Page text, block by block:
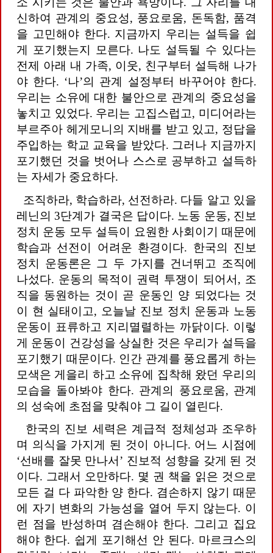
신하여 관계의 중요성, 풍요로움, 돈독함, 품격
을 고민해야 한다. 지금까지 우리는 설득을 쉽
게 포기했는지 모른다. 나도 설득될 수 있다는
전제 아래 내 가족, 이웃, 친구부터 설득해 나가
야 한다. ‘나’의 관계 설정부터 바꾸어야 한다.
우리는 소유에 대한 불안으로 관계의 중요성을
놓치고 있었다. 우리는 고집스럽고, 미디어라는
부르주아 헤게모니의 지배를 받고 있고, 정답을
주입하는 학교 교육을 받았다. 그러나 지금까지
포기했던 것을 벗어나 스스로 공부하고 설득하
는 자세가 중요하다.
조직하라, 학습하라, 선전하라. 다들 알고 있을
레닌의 3단계가 결국은 답이다. 노동 운동, 진보
정치 운동 모두 설득이 요원한 사회이기 때문에
학습과 선전이 어려운 환경이다. 한국의 진보
정치 운동론은 그 두 가지를 건너뛰고 조직에
나섰다. 운동의 목적이 권력 투쟁이 되어서, 조
직을 동원하는 것이 곧 운동인 양 되었다는 것
이 현 실태이고, 오늘날 진보 정치 운동과 노동
운동이 표류하고 지리멸렬하는 까닭이다. 이렇
게 운동이 건강성을 상실한 것은 우리가 설득을
포기했기 때문이다. 인간 관계를 풍요롭게 하는
모색은 게을리 하고 소유에 집착해 왔던 우리의
모습을 돌아봐야 한다. 관계의 풍요로움, 관계
의 성숙에 초점을 맞춰야 그 길이 열린다.
한국의 진보 세력은 계급적 정체성과 조우하
며 의식을 가지게 된 것이 아니다. 어느 시점에
‘선배를 잘못 만나서’ 진보적 성향을 갖게 된 것
이다. 그래서 오만하다. 몇 권 책을 읽은 것으로
모든 걸 다 파악한 양 한다. 겸손하지 않기 때문
에 자기 변화의 가능성을 열어 두지 않는다. 이
런 점을 반성하며 겸손해야 한다. 그리고 집요
해야 한다. 쉽게 포기해선 안 된다. 마르크스의